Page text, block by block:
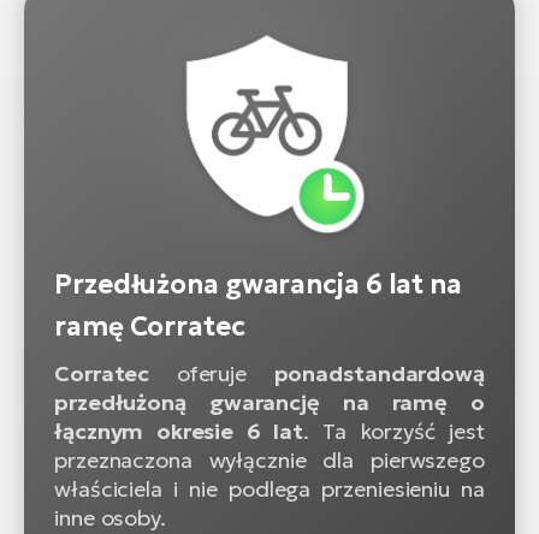
Przedłużona gwarancja 6 lat na
ramę Corratec
Corratec oferuje ponadstandardową
przedłużoną gwarancję na ramę o
łącznym okresie 6 lat. Ta korzyść jest
przeznaczona wyłącznie dla pierwszego
właściciela i nie podlega przeniesieniu na
inne osoby.